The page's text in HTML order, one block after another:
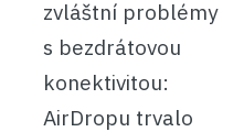
zvláštní problémy
s bezdrátovou
konektivitou:
AirDropu trvalo